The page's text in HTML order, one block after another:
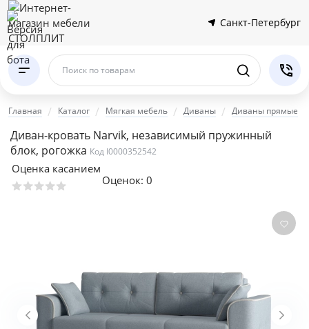
Санкт-Петербург
Поиск по товарам
Главная Каталог Мягкая мебель Диваны Диваны прямые
Диван-кровать Narvik, независимый пружинный
блок, рогожка Код I0000352542
Оценка касанием
Оценок: 0